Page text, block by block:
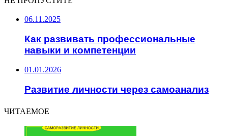
06.11.2025
Как развивать профессиональные
навыки и компетенции
01.01.2026
Развитие личности через самоанализ
ЧИТАЕМОЕ